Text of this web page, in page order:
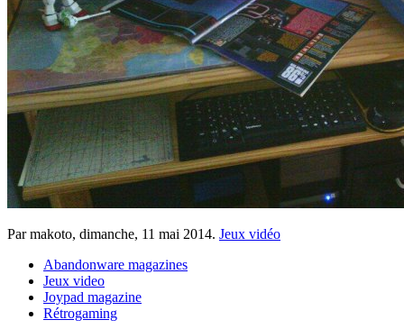
Par makoto, dimanche, 11 mai 2014. Jeux vidéo
Abandonware magazines
Jeux video
Joypad magazine
Rétrogaming